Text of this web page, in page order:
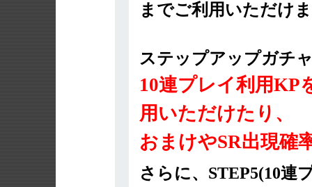
までご利用いただけ
ステップアップガチ
10連プレイ利用KP
用いただけたり、
おまけやSR出現確
さらに、STEP5(10連